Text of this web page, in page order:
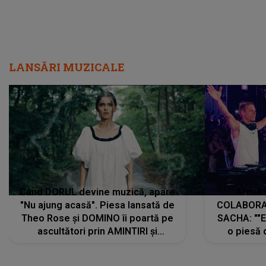
LANSĂRI MUZICALE
Când DORUL devine muzică, apare
"Nu ajung acasă". Piesa lansată de
Theo Rose și DOMINO îi poartă pe
ascultători prin AMINTIRI și
SACHA:
o piesă